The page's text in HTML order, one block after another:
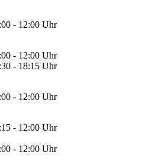
- 12:00 Uhr
- 12:00 Uhr
- 18:15 Uhr
- 12:00 Uhr
- 12:00 Uhr
- 12:00 Uhr